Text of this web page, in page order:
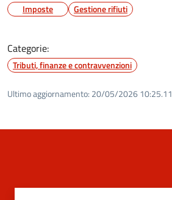
Imposte Gestione rifiuti
Categorie:
Tributi, finanze e contravvenzioni
Ultimo aggiornamento: 20/05/2026 10:25.11